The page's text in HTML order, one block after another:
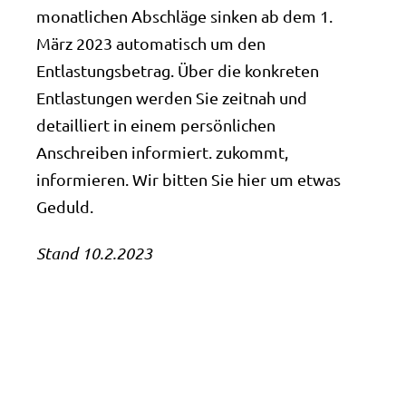
monatlichen Abschläge sinken ab dem 1.
März 2023 automatisch um den
Entlastungsbetrag. Über die konkreten
Entlastungen werden Sie zeitnah und
detailliert in einem persönlichen
Anschreiben informiert. zukommt,
informieren. Wir bitten Sie hier um etwas
Geduld.
Stand 10.2.2023